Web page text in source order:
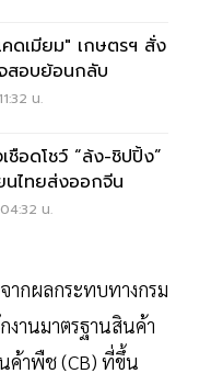
ดเมียม" เกษตรฯ สั่ง
สอบย้อนกลับ
น.
ชือดโชว์ “ล้ง-ชิปปิ้ง”
นไทยส่งออกจีน
น.
ากผลกระทบทางกรม
งานมาตรฐานสินค้า
ค้าพืช (CB) ที่ขึ้น